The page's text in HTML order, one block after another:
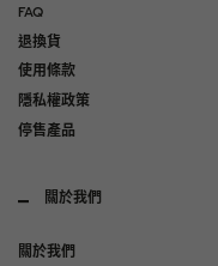
FAQ
退換貨
使用條款
隱私權政策
停售產品
關於我們
關於我們